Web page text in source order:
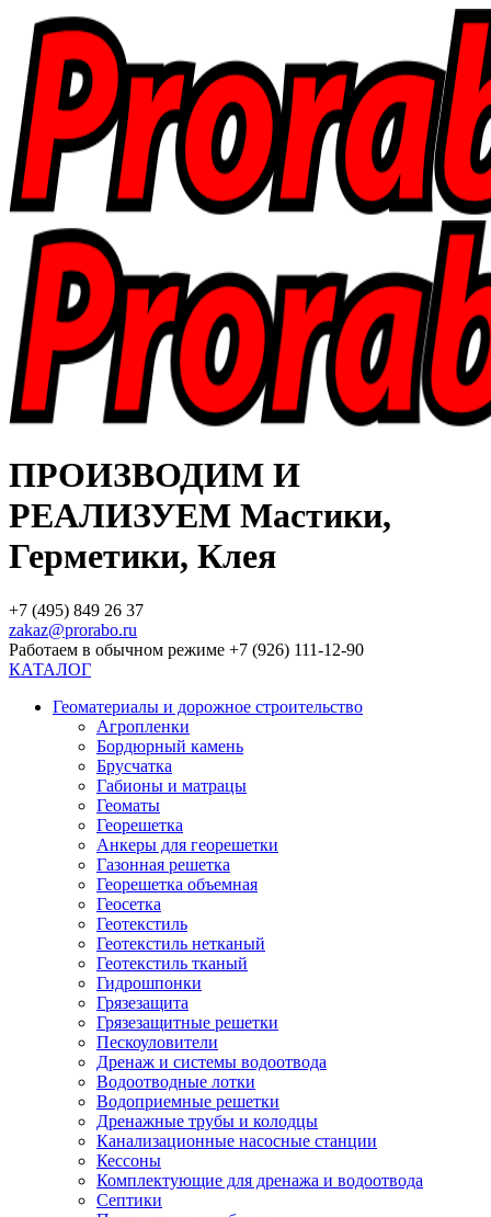
ПРОИЗВОДИМ И
РЕАЛИЗУЕМ Мастики,
Герметики, Клея
+7 (495) 849 26 37
zakaz@prorabo.ru
Работаем в обычном режиме +7 (926) 111-12-90
КАТАЛОГ
Геоматериалы и дорожное строительство
Агропленки
Бордюрный камень
Брусчатка
Габионы и матрацы
Геоматы
Георешетка
Анкеры для георешетки
Газонная решетка
Георешетка объемная
Геосетка
Геотекстиль
Геотекстиль нетканый
Геотекстиль тканый
Гидрошпонки
Грязезащита
Грязезащитные решетки
Пескоуловители
Дренаж и системы водоотвода
Водоотводные лотки
Водоприемные решетки
Дренажные трубы и колодцы
Канализационные насосные станции
Кессоны
Комплектующие для дренажа и водоотвода
Септики